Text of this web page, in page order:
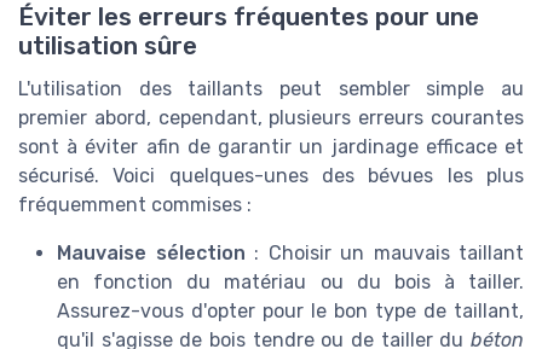
Éviter les erreurs fréquentes pour une
utilisation sûre
L'utilisation des taillants peut sembler simple au
premier abord, cependant, plusieurs erreurs courantes
sont à éviter afin de garantir un jardinage efficace et
sécurisé. Voici quelques-unes des bévues les plus
fréquemment commises :
Mauvaise sélection : Choisir un mauvais taillant
en fonction du matériau ou du bois à tailler.
Assurez-vous d'opter pour le bon type de taillant,
qu'il s'agisse de bois tendre ou de tailler du béton